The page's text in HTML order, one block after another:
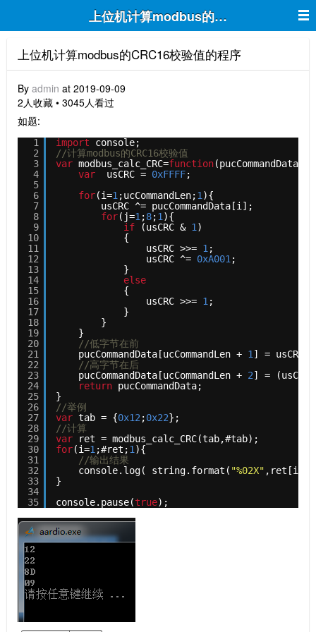
上位机计算modbus的CRC16校验值的
上位机计算modbus的CRC16校验值的程序
By admin at 2019-09-09
2人收藏 • 3045人看过
如题:
1
2
3
4
5
6
7
8
9
10
11
12
13
14
15
16
17
18
19
20
21
22
23
24
25
26
27
28
29
30
31
32
33
34
35
import
console;
//计算modbus的CRC16校验值
var modbus_calc_CRC=function
var
usCRC = 0xFFFF;
for(i=1 ;ucCommandLen;1 ){
usCRC ^= pucCommandData[i];
for(j=1 ;8;1 ){
if
(usCRC & 1 )
{
usCRC >>= 1 ;
usCRC ^= 0xA001 ;
}
else
{
usCRC >>= 1 ;
}
}
}
//低字节在前
pucCommandData[ucCommandLen + 1 ] = usCRC&
//高字节在后
pucCommandData[ucCommandLen + 2] = (usCRC
return pucCommandData;
}
//举例
var tab = {0x12 ;0x22};
//计算
var
ret = modbus_calc_CRC(tab,#tab);
for(i=1 ;#ret;1 ){
//输出结果
console.log( string.format( "%02X" ,ret[i])
}
console.pause(true);